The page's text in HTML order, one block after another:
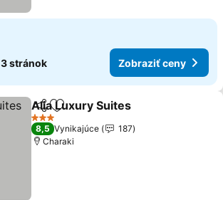
3 stránok Zobraziť ceny
ZdieľaťPridať do obľúbených
Alia Luxury Suites
3 Počet hviezdičiek
8,5 Vynikajúce
187
Charaki